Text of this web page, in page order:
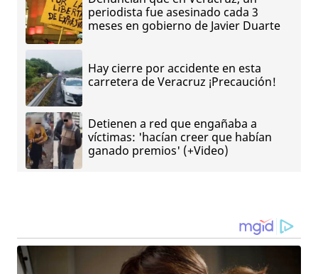
periodista fue asesinado cada 3
meses en gobierno de Javier Duarte
Hay cierre por accidente en esta
carretera de Veracruz ¡Precaución!
Detienen a red que engañaba a
víctimas: 'hacían creer que habían
ganado premios' (+Video)